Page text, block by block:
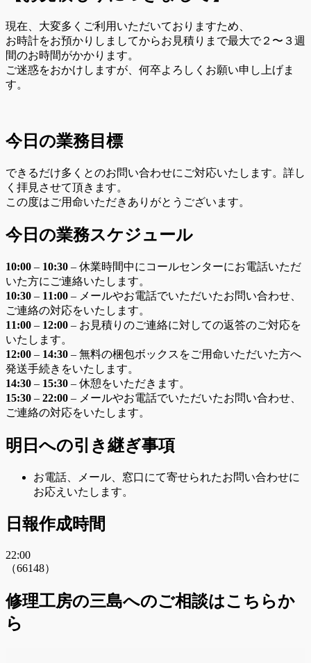
現在、大変多くご利用いただいておりますため、
お時計をお預かりしましてからお見積りまで最大で２〜３週
間のお時間がかかります。
ご迷惑をおかけしますが、何卒よろしくお願い申し上げま
す。
今日の業務目標
できるだけ多くとのお問い合わせにご対応いたします。詳し
く拝見させて頂きます。
この度はご用命いただきありがとうございます。
今日の業務スケジュール
10:00 – 10:30 – 休業時間中にコールセンターにお電話いただ
いた方にご連絡いたします。
10:30 – 11:00 – メールやお電話でいただいたお問い合わせ、
ご連絡の対応をいたします。
11:00 – 12:00 – お見積りのご連絡に対しての返答のご対応を
いたします。
12:00 – 14:30 – 無料の梱包ボックスをご用命いただいた方へ
発送手続きをいたします。
14:30 – 15:30 – 休憩をいただきます。
15:30 – 22:00 – メールやお電話でいただいたお問い合わせ、
ご連絡の対応をいたします。
明日への引き継ぎ事項
お電話、メール、窓口にて寄せられたお問い合わせに
お応えいたします。
日報作成時間
22:00
（66148）
修理工房の三島へのご相談はこちらか
ら